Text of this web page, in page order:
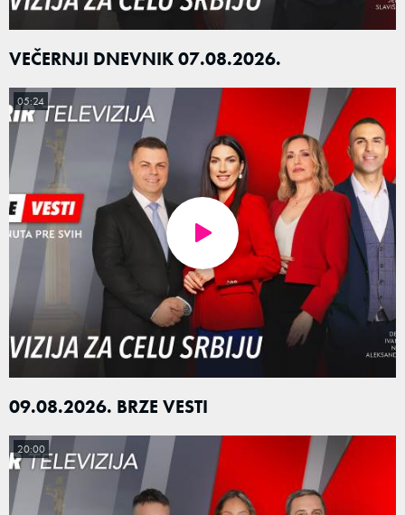
VEČERNJI DNEVNIK 07.08.2026.
09.08.2026. BRZE VESTI
05:24
20:00